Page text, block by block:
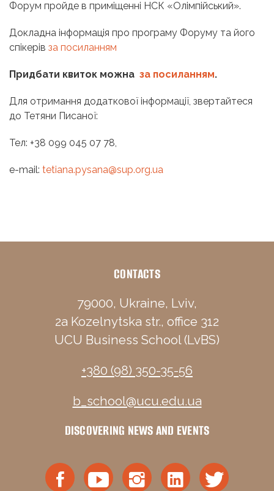
Форум пройде в приміщенні НСК «Олімпійський».
Докладна інформація про програму Форуму та його
спікерів за посиланням
Придбати квиток можна за посиланням.
Для отримання додаткової інформації, звертайтеся
до Тетяни Писаної:
Тел: +38 099 045 07 78,
e-mail: tetiana.pysana@sup.org.ua
CONTACTS
79000, Ukraine, Lviv,
2a Kozelnytska str., office 312
UCU Business School (LvBS)
+380 (98) 350-35-56
b_school@ucu.edu.ua
DISCOVERING NEWS AND EVENTS